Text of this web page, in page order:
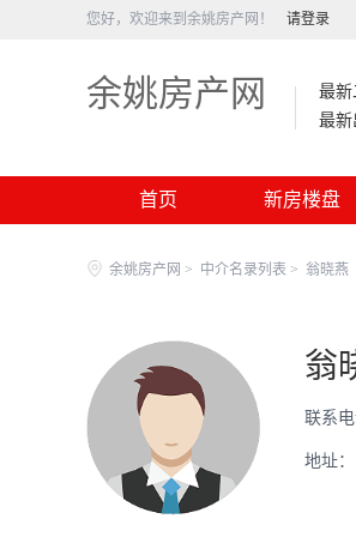
您好，欢迎来到余姚房产网！ 请登录
余姚房产网
最新
最新
首页 新房楼盘
余姚房产网 > 中介名录列表 > 翁晓燕
翁
联系电
地址：